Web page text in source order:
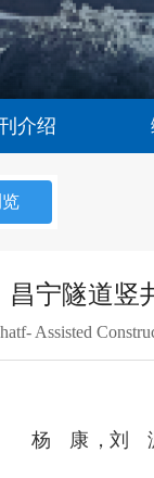
介绍
昌宁隧道竖
Assisted
杨 康 ，刘